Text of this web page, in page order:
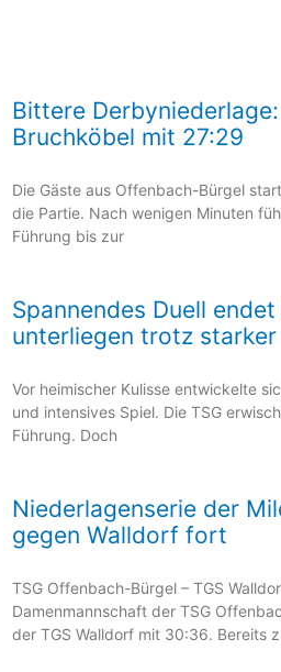
Bittere
Bruchköbel mit 27:29
Die Gäste aus Offenbach-Bürgel
die Partie. Nach wenigen Minuten
Führung bis zur
Spannendes Duell
unterliegen trotz
Vor heimischer Kulisse entwickelte
und intensives Spiel. Die TSG
Führung. Doch
Niederlagenserie der
gegen Walldorf fort
TSG Offenbach-Bürgel – TGS
Damenmannschaft der TSG
der TGS Walldorf mit 30:36. Bereits